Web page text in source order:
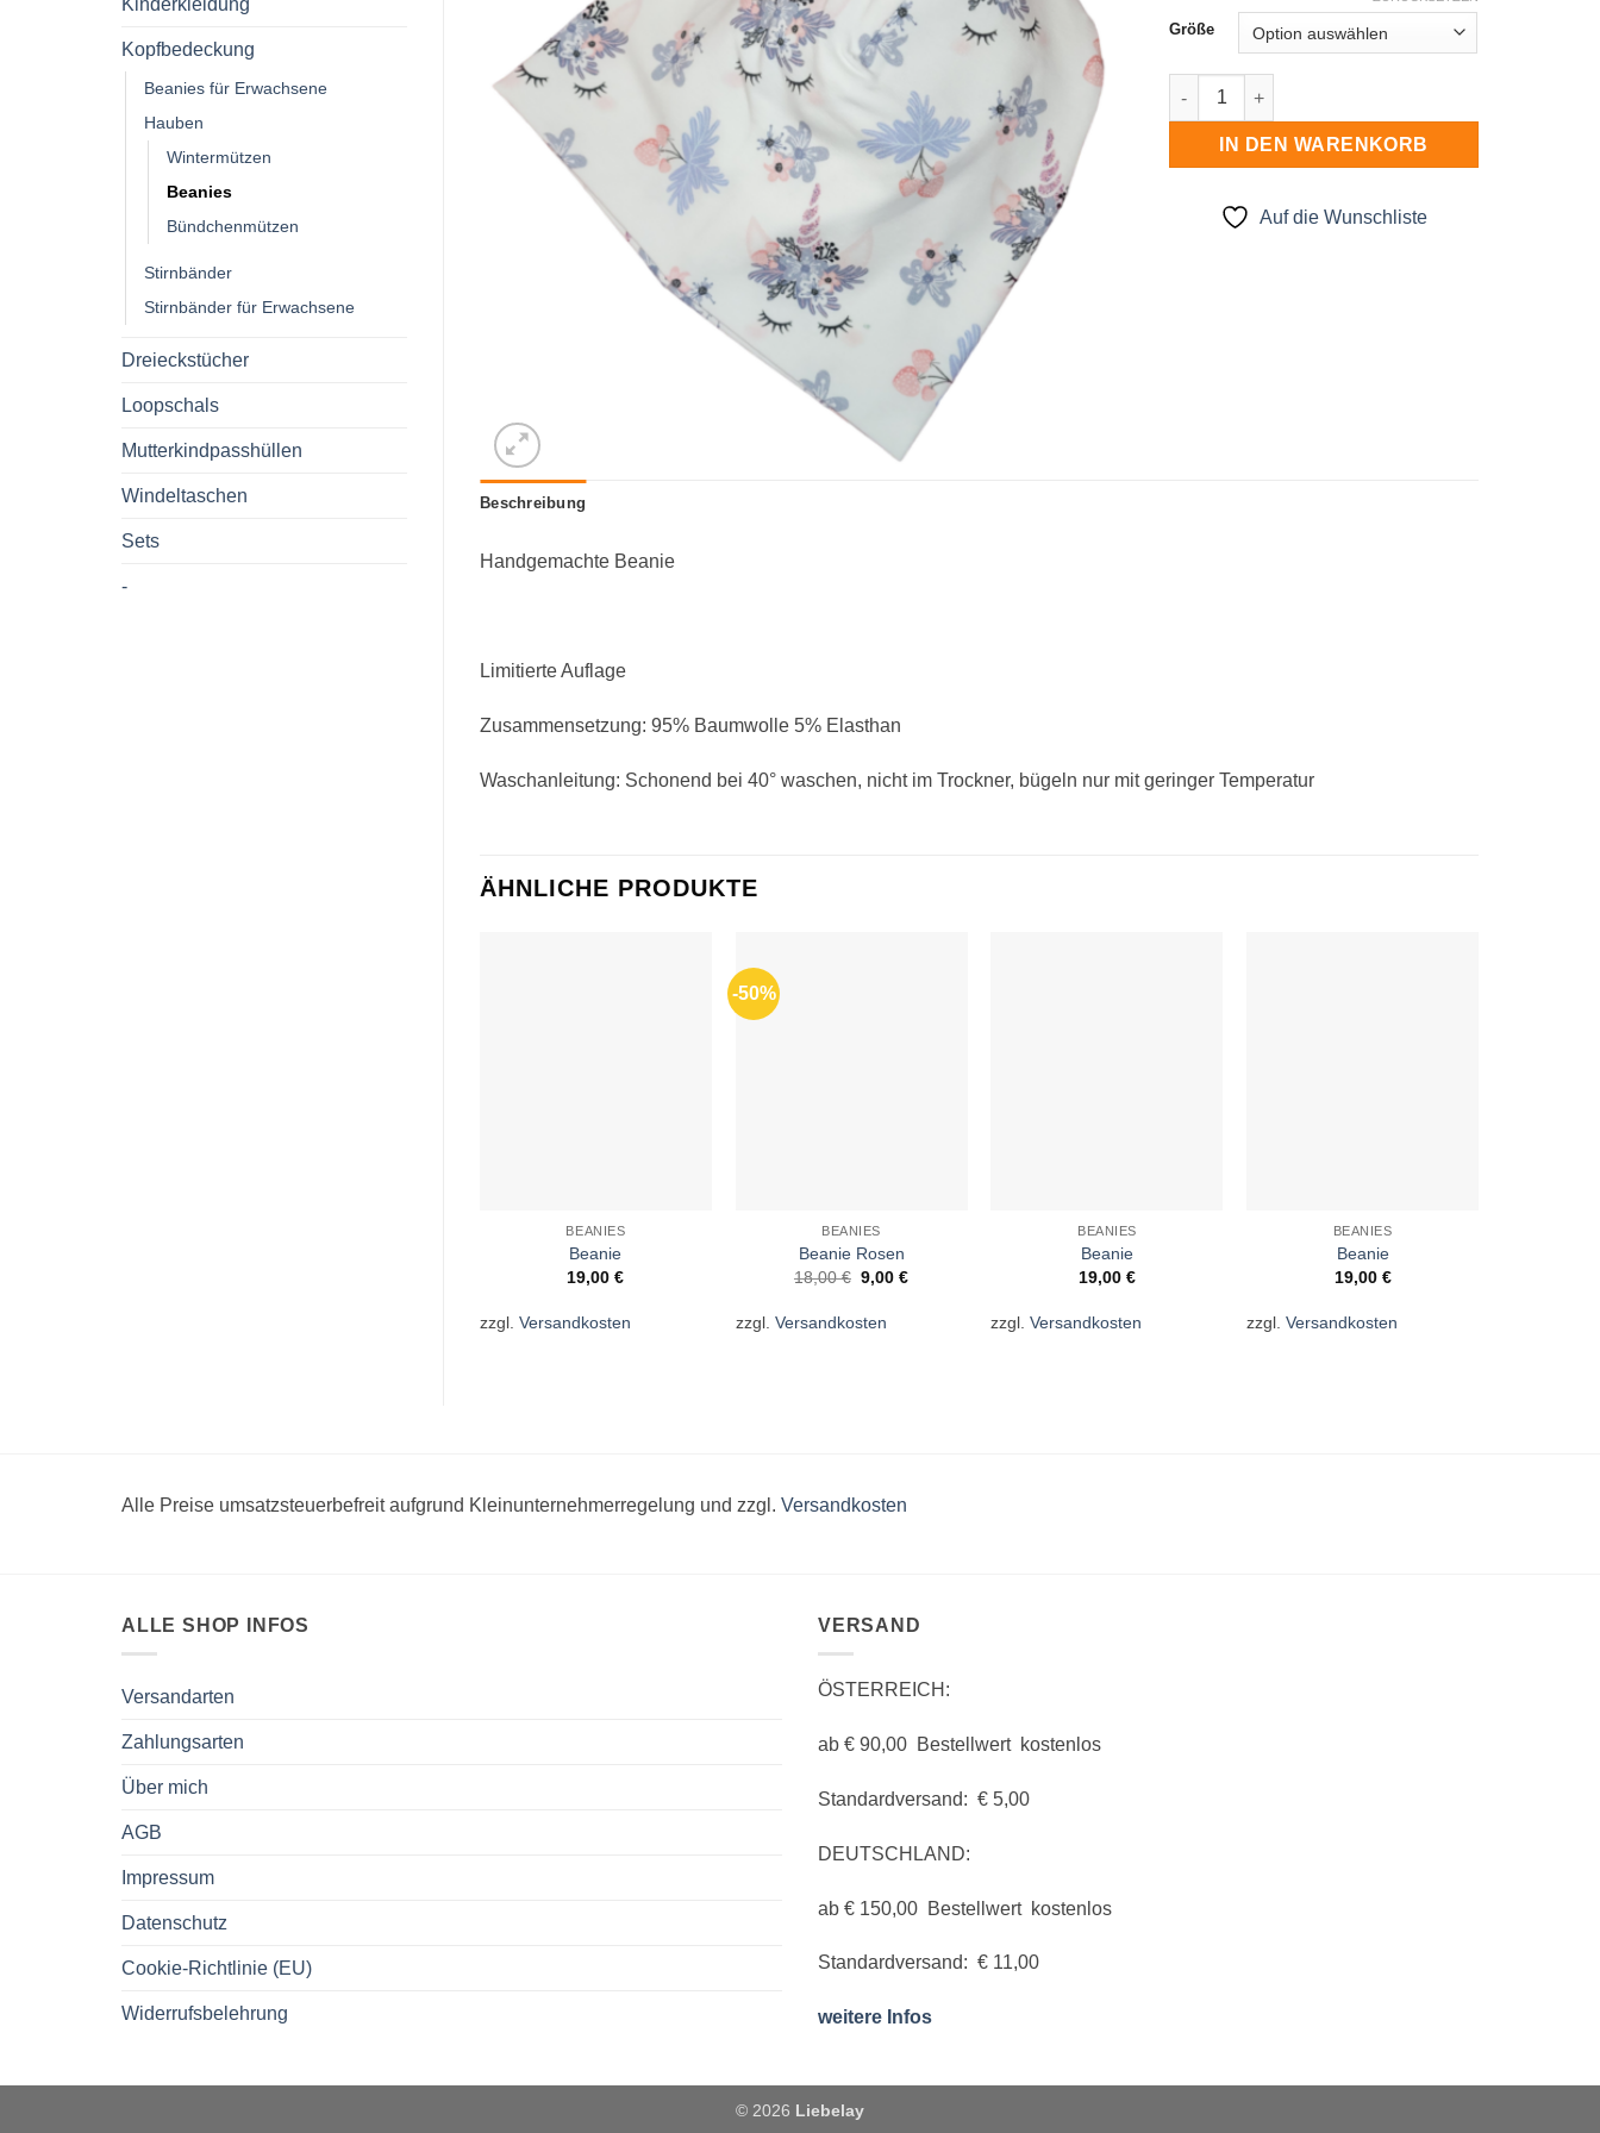
Kopfbedeckung
Beanies für Erwachsene
Hauben
Wintermützen
Beanies
Bündchenmützen
Stirnbänder
Stirnbänder für Erwachsene
Dreieckstücher
Loopschals
Mutterkindpasshüllen
Windeltaschen
Sets
-
Größe
Beanie Menge
IN DEN WARENKORB
Auf die Wunschliste
Beschreibung
Handgemachte Beanie
Limitierte Auflage
Zusammensetzung: 95% Baumwolle 5% Elasthan
Waschanleitung: Schonend bei 40° waschen, nicht im Trockner, bügeln nur mit geringer Temperatur
ÄHNLICHE PRODUKTE
BEANIES
Beanie
19,00€
zzgl. Versandkosten
-50%
BEANIES
Beanie Rosen
18,00€ Ursprünglicher
18,00 €
9,00€Aktueller
zzgl. Versandkosten
BEANIES
Beanie
19,00 €
zzgl.Versandkosten
BEANIES
Beanie
19,00 €
zzgl.Versandkosten
Alle Preise umsatzsteuerbefreit aufgrund Kleinunternehmerregelung und zzgl. Versandkosten
ALLE SHOP INFOS
Versandarten
Zahlungsarten
Über mich
AGB
Impressum
Datenschutz
Cookie-Richtlinie (EU)
Widerrufsbelehrung
VERSAND
ÖSTERREICH:
ab € 90,00 Bestellwert kostenlos
Standardversand: € 5,00
DEUTSCHLAND:
ab € 150,00 Bestellwert kostenlos
Standardversand: € 11,00
weitere Infos
© 2026 Liebelay